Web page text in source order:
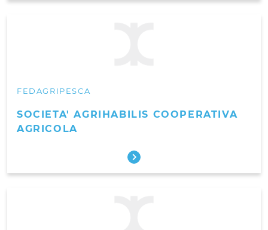
FEDAGRIPESCA
SOCIETA' AGRIHABILIS COOPERATIVA
AGRICOLA